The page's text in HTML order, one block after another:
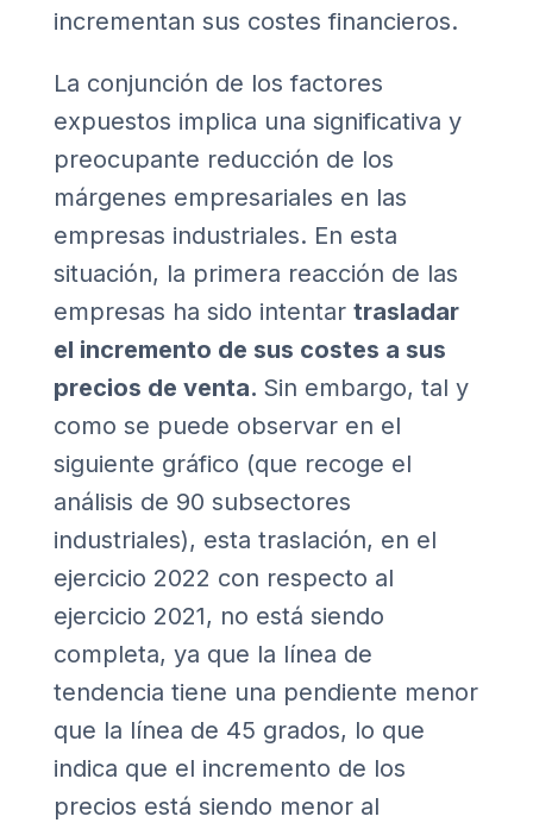
incrementan sus costes financieros.
La conjunción de los factores
expuestos implica una significativa y
preocupante reducción de los
márgenes empresariales en las
empresas industriales. En esta
situación, la primera reacción de las
empresas ha sido intentar trasladar
el incremento de sus costes a sus
precios de venta. Sin embargo, tal y
como se puede observar en el
siguiente gráfico (que recoge el
análisis de 90 subsectores
industriales), esta traslación, en el
ejercicio 2022 con respecto al
ejercicio 2021, no está siendo
completa, ya que la línea de
tendencia tiene una pendiente menor
que la línea de 45 grados, lo que
indica que el incremento de los
precios está siendo menor al